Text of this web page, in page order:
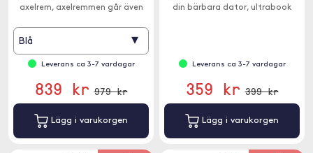
axelrem, axelremmen går även
Blå ▾
Leverans ca 3-7 vardagar
839 kr 979 kr
Lägg i varukorgen
din bärbara dator, ultrabook
Leverans ca 3-7 vardagar
359 kr 399 kr
Lägg i varukorgen